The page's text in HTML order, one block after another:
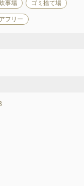
事場 ゴミ捨て場
フリー